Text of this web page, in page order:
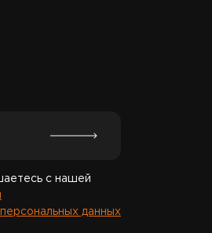
с нашей
данных